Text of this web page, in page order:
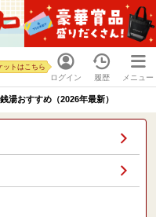
ログイン
ットはこちら
履歴 メニュー
湯おすすめ（2026年最新）